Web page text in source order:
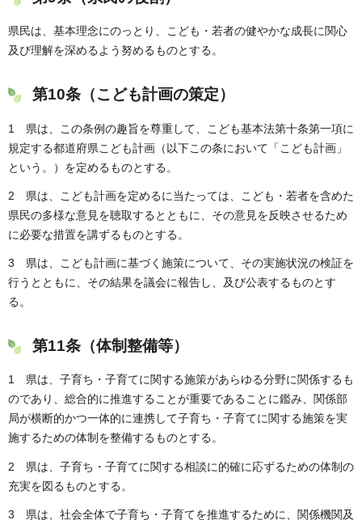
県民は、基本理念にのっとり、こども・若者の健やかな成長に関心
及び理解を深めるよう努めるものとする。
第10条（こども計画の策定）
1 県は、この条例の趣旨を尊重して、こども基本法第十条第一項に
規定する都道府県こども計画（以下この条において「こども計画」
という。）を定めるものとする。
2 県は、こども計画を定めるに当たっては、こども・若者を含めた
県民の多様な意見を聴取するとともに、その意見を反映させるため
に必要な措置を講ずるものとする。
3 県は、こども計画に基づく施策について、その実施状況の検証を
行うとともに、その結果を議会に報告し、及び公表するものとす
る。
第11条（体制整備等）
1 県は、子育ち・子育てに関する施策があらゆる分野に関係するも
のであり、総合的に推進することが重要であることに鑑み、関係部
局が横断的かつ一体的に連携して子育ち・子育てに関する施策を実
施するための体制を整備するものとする。
2 県は、子育ち・子育てに関する相談に的確に応ずるための体制の
充実を図るものとする。
3 県は、社会全体で子育ち・子育てを推進するために、関係機関及